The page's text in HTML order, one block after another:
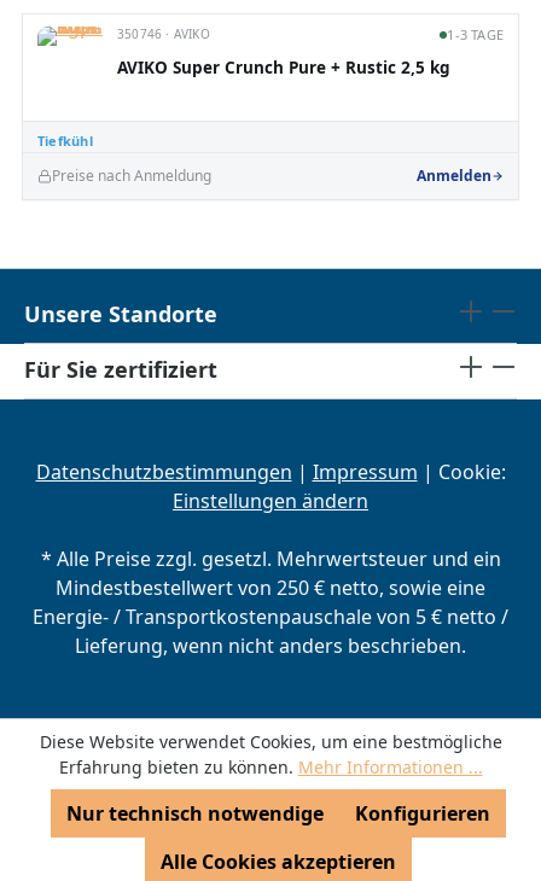
Tiefkühl
350746 · AVIKO 1-3 TAGE
AVIKO Super Crunch Pure + Rustic 2,5 kg
Preise nach Anmeldung Anmelden
Unsere Standorte
Für Sie zertifiziert
Datenschutzbestimmungen | Impressum | Cookie:
Einstellungen ändern
* Alle Preise zzgl. gesetzl. Mehrwertsteuer und ein
Mindestbestellwert von 250 € netto, sowie eine
Energie- / Transportkostenpauschale von 5 € netto /
Lieferung, wenn nicht anders beschrieben.
Diese Website verwendet Cookies, um eine bestmögliche
Erfahrung bieten zu können. Mehr Informationen ...
Nur technisch notwendige
Konfigurieren
Alle Cookies akzeptieren